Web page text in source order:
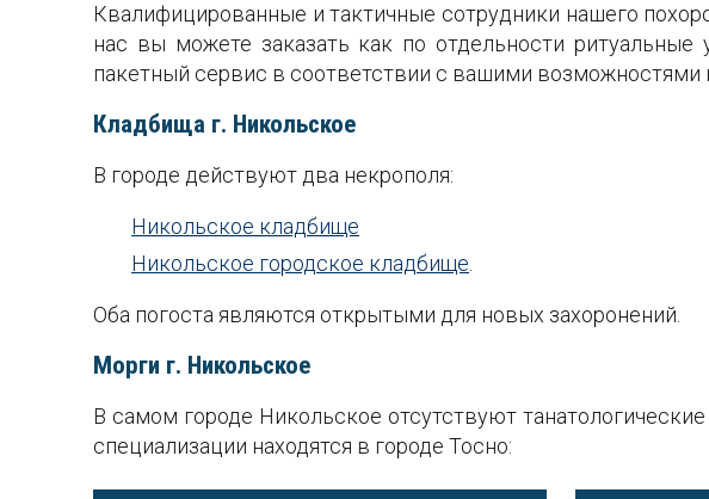
Квалифицированные и тактичные сотрудники нашего
нас вы можете заказать как по отдельности
пакетный сервис в соответствии с вашими возможностями
Кладбища г. Никольское
В городе действуют два некрополя:
Никольское кладбище
Никольское городское кладбище
Оба погоста являются открытыми для новых захоронений.
Морги г. Никольское
В самом городе Никольское отсутствуют
специализации находятся в городе Тосно: